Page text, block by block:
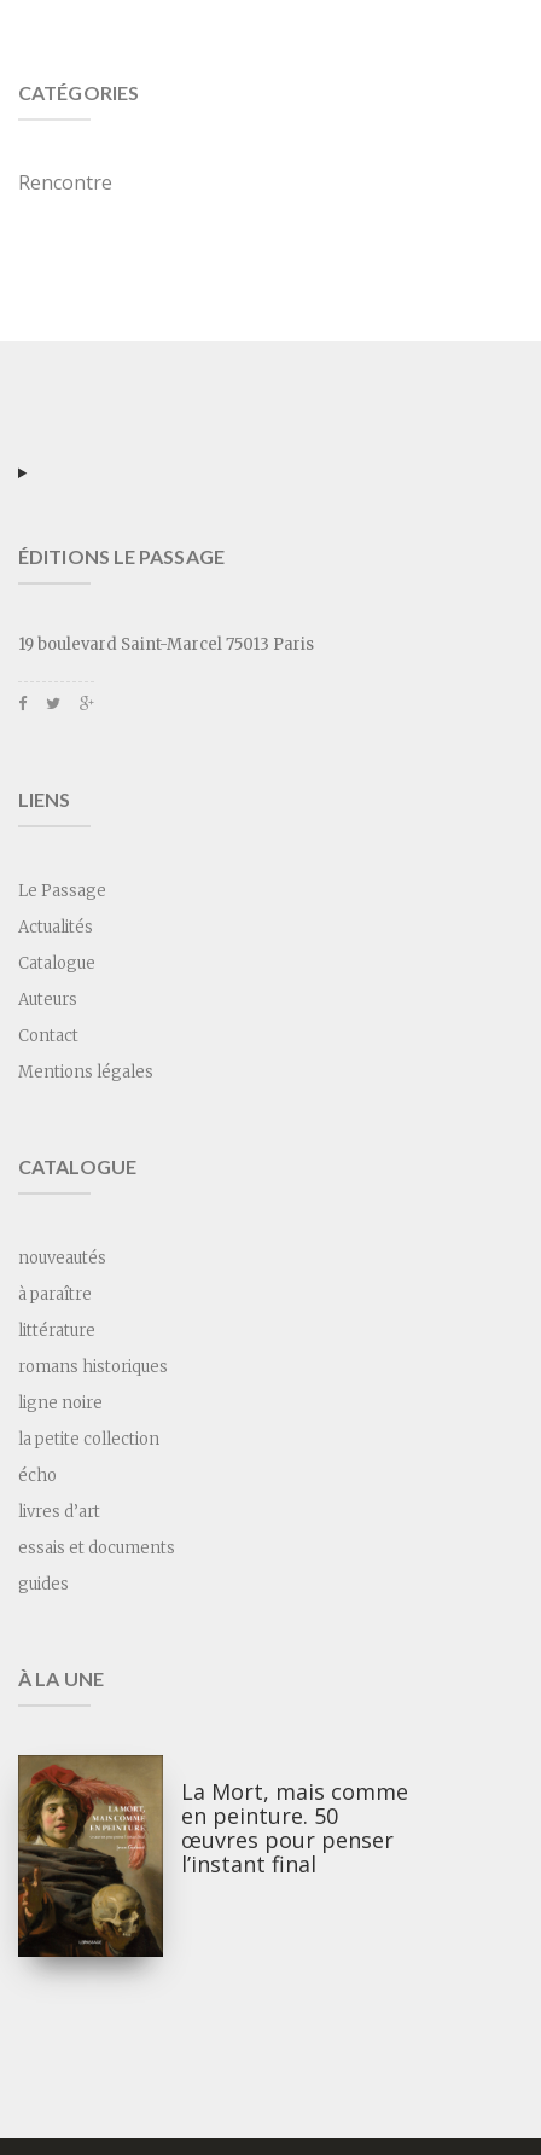
CATÉGORIES
Rencontre
ÉDITIONS LE PASSAGE
19 boulevard Saint-Marcel 75013 Paris
LIENS
Le Passage
Actualités
Catalogue
Auteurs
Contact
Mentions légales
CATALOGUE
nouveautés
à paraître
littérature
romans historiques
ligne noire
la petite collection
écho
livres d’art
essais et documents
guides
À LA UNE
La Mort, mais comme
en peinture. 50
œuvres pour penser
l’instant final